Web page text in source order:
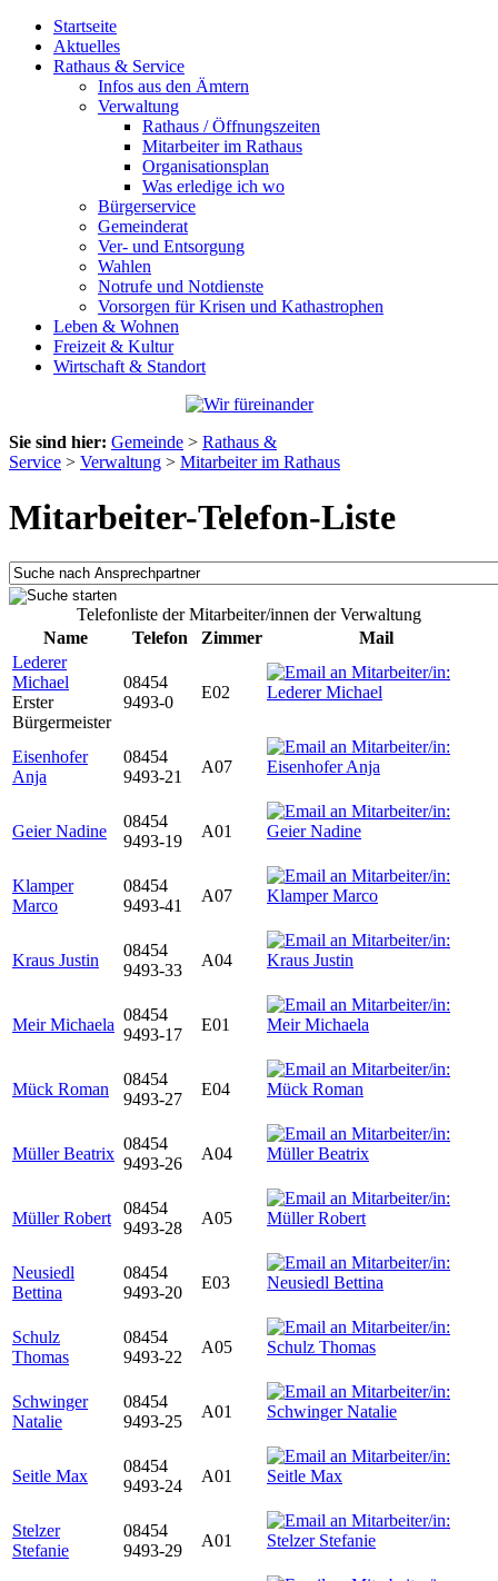
Startseite
Aktuelles
Rathaus & Service
Infos aus den Ämtern
Verwaltung
Rathaus / Öffnungszeiten
Mitarbeiter im Rathaus
Organisationsplan
Was erledige ich wo
Bürgerservice
Gemeinderat
Ver- und Entsorgung
Wahlen
Notrufe und Notdienste
Vorsorgen für Krisen und Kathastrophen
Leben & Wohnen
Freizeit & Kultur
Wirtschaft & Standort
Sie sind hier: Gemeinde > Rathaus &
Service > Verwaltung > Mitarbeiter im Rathaus
Mitarbeiter-Telefon-Liste
Telefonliste der Mitarbeiter/innen der Verwaltung
Name
Telefon Zimmer
Mail
Lederer
Michael
Erster
Bürgermeister
08454
9493-0
E02
Eisenhofer
Anja
08454
9493-21
A07
Geier Nadine
08454
9493-19
A01
Klamper
Marco
08454
9493-41
A07
Kraus Justin
08454
9493-33
A04
Meir Michaela
08454
9493-17
E01
Mück Roman
08454
9493-27
E04
Müller Beatrix
08454
9493-26
A04
Müller Robert
08454
9493-28
A05
Neusiedl
Bettina
08454
9493-20
E03
Schulz
Thomas
08454
9493-22
A05
Schwinger
Natalie
08454
9493-25
A01
Seitle Max
08454
9493-24
A01
Stelzer
Stefanie
08454
9493-29
A01